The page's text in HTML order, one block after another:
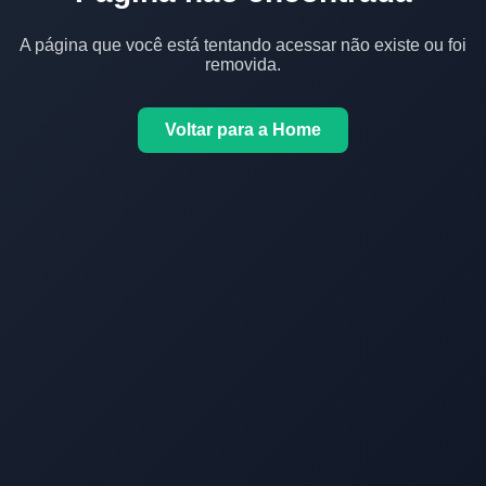
A página que você está tentando acessar não existe ou foi
removida.
Voltar para a Home